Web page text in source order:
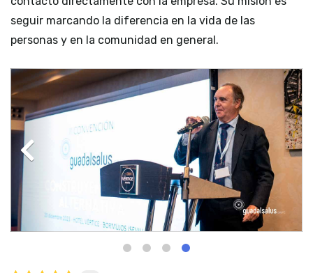
seguir marcando la diferencia en la vida de las
personas y en la comunidad en general.